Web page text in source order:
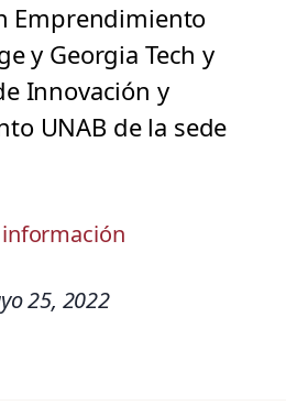
Emprendimiento
y Georgia Tech y
Innovación y
UNAB de la sede
información
25, 2022